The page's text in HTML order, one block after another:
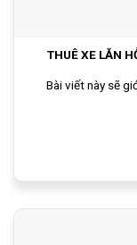
THUÊ XE LĂN
Bài viết này sẽ